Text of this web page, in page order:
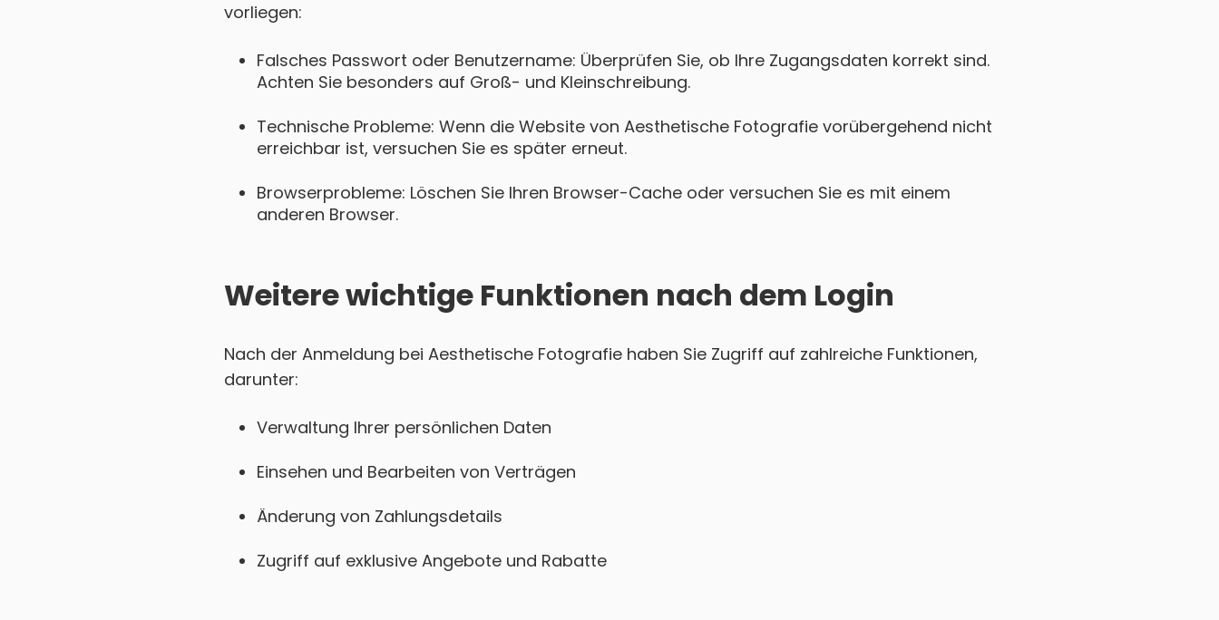
vorliegen:
Falsches Passwort oder Benutzername: Überprüfen Sie, ob Ihre Zugangsdaten korrekt sind.
Achten Sie besonders auf Groß- und Kleinschreibung.
Technische Probleme: Wenn die Website von Aesthetische Fotografie vorübergehend nicht
erreichbar ist, versuchen Sie es später erneut.
Browserprobleme: Löschen Sie Ihren Browser-Cache oder versuchen Sie es mit einem
anderen Browser.
Weitere wichtige Funktionen nach dem Login
Nach der Anmeldung bei Aesthetische Fotografie haben Sie Zugriff auf zahlreiche Funktionen,
darunter:
Verwaltung Ihrer persönlichen Daten
Einsehen und Bearbeiten von Verträgen
Änderung von Zahlungsdetails
Zugriff auf exklusive Angebote und Rabatte